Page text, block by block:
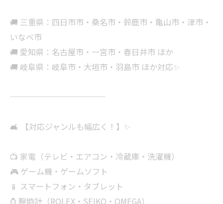
🚚 三重県：四日市市・桑名市・鈴鹿市・亀山市・津市・
いなべ市
🚚 愛知県：名古屋市・一宮市・春日井市 ほか
🚚 岐阜県：岐阜市・大垣市・羽島市 ほか対応✨
────────────
🛋 【対応ジャンルも幅広く！】✨
📺 家電（テレビ・エアコン・冷蔵庫・洗濯機）
🎮 ゲーム機・ゲームソフト
📱 スマートフォン・タブレット
⌚ 腕時計（ROLEX・SEIKO・OMEGA）